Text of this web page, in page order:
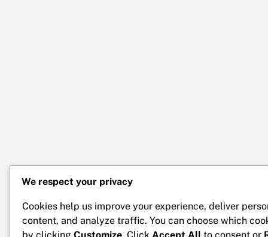
We respect your privacy
Cookies help us improve your experience, deliver
content, and analyze traffic. You can choose which
by clicking Customize . Click Accept All to consent or